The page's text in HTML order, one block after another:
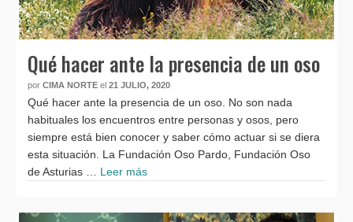
Qué hacer ante la presencia de un oso
por CIMA NORTE el 21 JULIO, 2020
Qué hacer ante la presencia de un oso. No son nada
habituales los encuentros entre personas y osos, pero
siempre está bien conocer y saber cómo actuar si se diera
esta situación. La Fundación Oso Pardo, Fundación Oso
de Asturias … Leer más